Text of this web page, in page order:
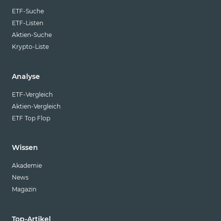
ETF-Suche
ETF-Listen
Aktien-Suche
Krypto-Liste
Analyse
ETF-Vergleich
Aktien-Vergleich
ETF Top Flop
Wissen
Akademie
News
Magazin
Top-Artikel